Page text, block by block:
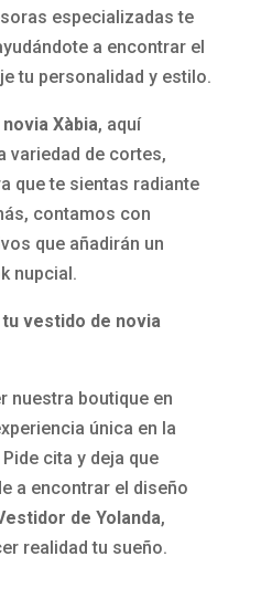
especializadas te
a encontrar el
tu personalidad y estilo.
Xàbia, aquí
variedad de cortes,
que te sientas radiante
contamos con
que añadirán un
nupcial.
vestido de novia
nuestra boutique en
única en la
cita y deja que
a encontrar el diseño
de Yolanda,
realidad tu sueño.